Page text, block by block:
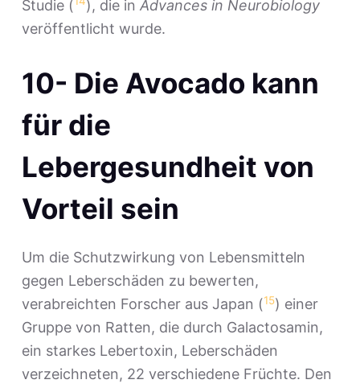
Studie (
), die in Advances in Neurobiology
veröffentlicht wurde.
10- Die Avocado kann
für die
Lebergesundheit von
Vorteil sein
Um die Schutzwirkung von Lebensmitteln
gegen Leberschäden zu bewerten,
verabreichten Forscher aus Japan (15) einer
Gruppe von Ratten, die durch Galactosamin,
ein starkes Lebertoxin, Leberschäden
verzeichneten, 22 verschiedene Früchte. Den